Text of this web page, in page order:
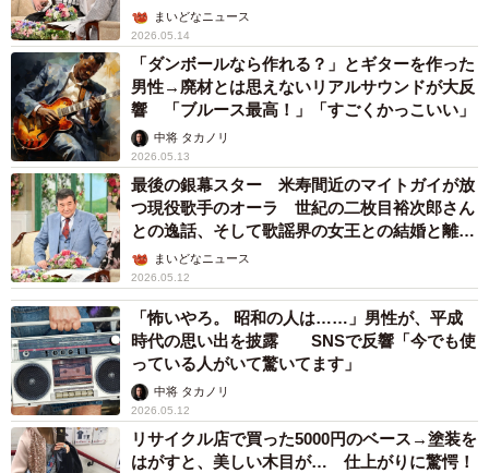
まいどなニュース
2026.05.14
「ダンボールなら作れる？」とギターを作った
男性→廃材とは思えないリアルサウンドが大反
響 「ブルース最高！」「すごくかっこいい」
中将 タカノリ
2026.05.13
最後の銀幕スター 米寿間近のマイトガイが放
つ現役歌手のオーラ 世紀の二枚目裕次郎さん
との逸話、そして歌謡界の女王との結婚と離婚
【徹子の部屋】
まいどなニュース
2026.05.12
「怖いやろ。 昭和の人は……」男性が、平成
時代の思い出を披露 SNSで反響「今でも使
っている人がいて驚いてます」
中将 タカノリ
2026.05.12
リサイクル店で買った5000円のベース→塗装を
はがすと、美しい木目が… 仕上がりに驚愕！